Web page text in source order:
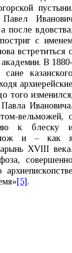
после
с
встретиться
В
того
вельможей,
к блеску
и – как
XVIII
[5].